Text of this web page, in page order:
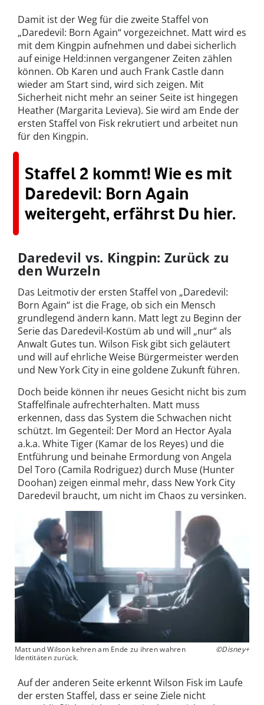
Damit ist der Weg für die zweite Staffel von
„Daredevil: Born Again“ vorgezeichnet. Matt wird es
mit dem Kingpin aufnehmen und dabei sicherlich
auf einige Held:innen vergangener Zeiten zählen
können. Ob Karen und auch Frank Castle dann
wieder am Start sind, wird sich zeigen. Mit
Sicherheit nicht mehr an seiner Seite ist hingegen
Heather (Margarita Levieva). Sie wird am Ende der
ersten Staffel von Fisk rekrutiert und arbeitet nun
für den Kingpin.
Staffel 2 kommt! Wie es mit
Daredevil: Born Again
weitergeht, erfährst Du hier.
Daredevil vs. Kingpin: Zurück zu
den Wurzeln
Das Leitmotiv der ersten Staffel von „Daredevil:
Born Again“ ist die Frage, ob sich ein Mensch
grundlegend ändern kann. Matt legt zu Beginn der
Serie das Daredevil-Kostüm ab und will „nur“ als
Anwalt Gutes tun. Wilson Fisk gibt sich geläutert
und will auf ehrliche Weise Bürgermeister werden
und New York City in eine goldene Zukunft führen.
Doch beide können ihr neues Gesicht nicht bis zum
Staffelfinale aufrechterhalten. Matt muss
erkennen, dass das System die Schwachen nicht
schützt. Im Gegenteil: Der Mord an Hector Ayala
a.k.a. White Tiger (Kamar de los Reyes) und die
Entführung und beinahe Ermordung von Angela
Del Toro (Camila Rodriguez) durch Muse (Hunter
Doohan) zeigen einmal mehr, dass New York City
Daredevil braucht, um nicht im Chaos zu versinken.
Matt und Wilson kehren am Ende zu ihren wahren
Identitäten zurück.
©Disney+
Auf der anderen Seite erkennt Wilson Fisk im Laufe
der ersten Staffel, dass er seine Ziele nicht